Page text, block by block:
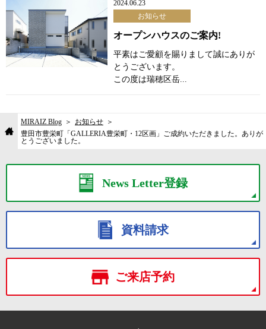
2024.06.23
お知らせ
オープンハウスのご案内!
平素はご愛顧を賜りまして誠にありが
とうございます。
この度は瑞穂区岳...
MIRAIZ Blog
お知らせ
豊田市豊栄町「GALLERIA豊栄町・12区画」ご成約いただきました。ありが
とうございました。
News Letter登録
資料請求
ご来店予約